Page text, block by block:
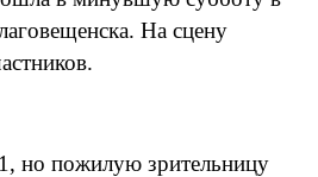
На сцену
но пожилую зрительницу